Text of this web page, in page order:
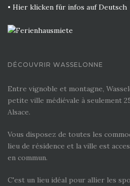
• Hier klicken für infos auf Deutsch
DÉCOUVRIR WASSELONNE
Entre vignoble et montagne,
petite ville médiévale à seulement
Alsace.
Vous disposez de toutes les
lieu de résidence et la ville est
en commun.
C'est un lieu idéal pour allier les